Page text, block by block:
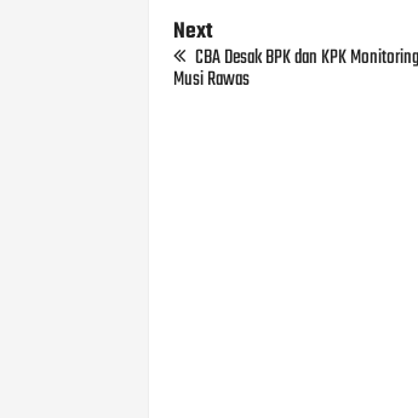
Next
CBA Desak BPK dan KPK
Musi Rawas